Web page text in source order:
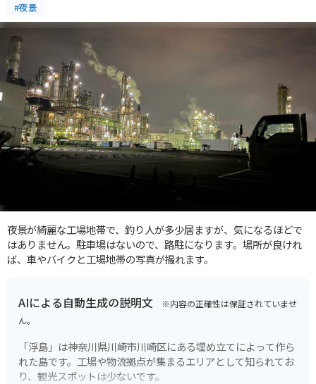
#夜景
夜景が綺麗な工場地帯で、釣り人が多少居ますが、気になるほどで
はありません。駐車場はないので、路駐になります。場所が良けれ
ば、車やバイクと工場地帯の写真が撮れます。
AIによる自動生成の説明文 ※内容の正確性は保証されていませ
ん。
「浮島」は神奈川県川崎市川崎区にある埋め立てによって作ら
れた島です。工場や物流拠点が集まるエリアとして知られてお
り、観光スポットは少ないです。